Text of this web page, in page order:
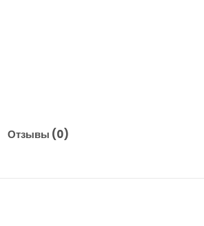
Отзывы (0)